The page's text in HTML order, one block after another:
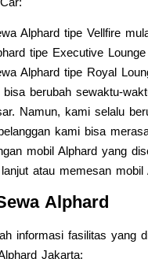
Alphard tipe Vellfire
tipe Executive
Alphard tipe Royal
berubah sewaktu-
Namun, kami selalu
kami bisa
mobil Alphard yang
atau memesan mobil
Alphard
informasi fasilitas yang
Jakarta: